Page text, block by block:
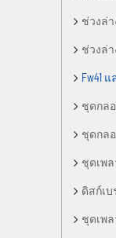
ช่วงล่
ช่วงล่า
Fw41
ชุดกล
ชุดกล
ชุดเพ
ดิสก์เ
ชุดเพล